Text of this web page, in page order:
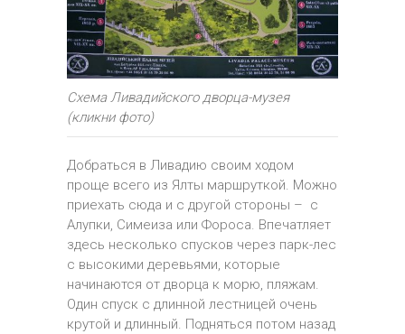
Схема Ливадийского дворца-музея
(кликни фото)
Добраться в Ливадию своим ходом
проще всего из Ялты маршруткой. Можно
приехать сюда и с другой стороны – с
Алупки, Симеиза или Фороса. Впечатляет
здесь несколько спусков через парк-лес
с высокими деревьями, которые
начинаются от дворца к морю, пляжам.
Один спуск с длинной лестницей очень
крутой и длинный. Подняться потом назад